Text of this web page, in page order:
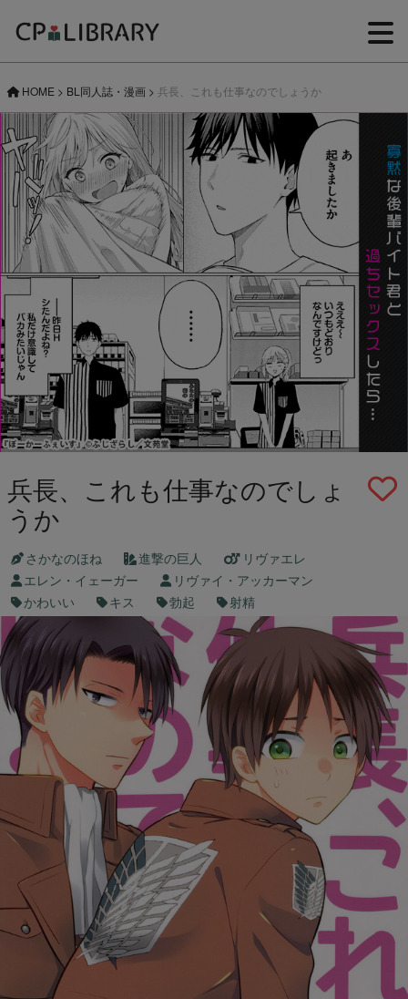
HOME > BL同人誌・漫画 > 兵長、これも仕事なのでしょうか
兵長、これも仕事なのでしょ
うか
さかなのほね 進撃の巨人
リヴァエレ
エレン・イェーガー
リヴァイ・アッカーマン
かわいい
キス 勃起 射精